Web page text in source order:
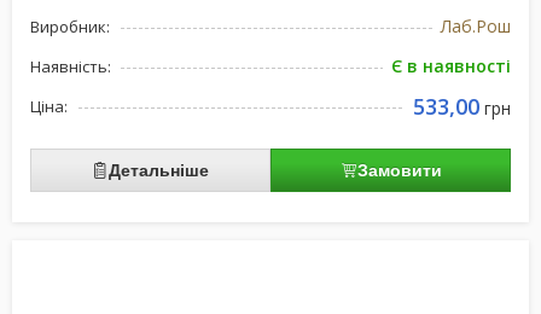
Виробник: Лаб.Рош
Наявність: Є в наявності
Ціна: 533,00 грн
Детальніше Замовити